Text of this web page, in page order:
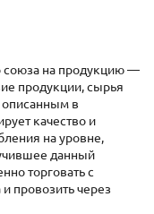
союза на продукцию —
продукции, сырья
в
качество и
на уровне,
данный
торговать с
провозить через